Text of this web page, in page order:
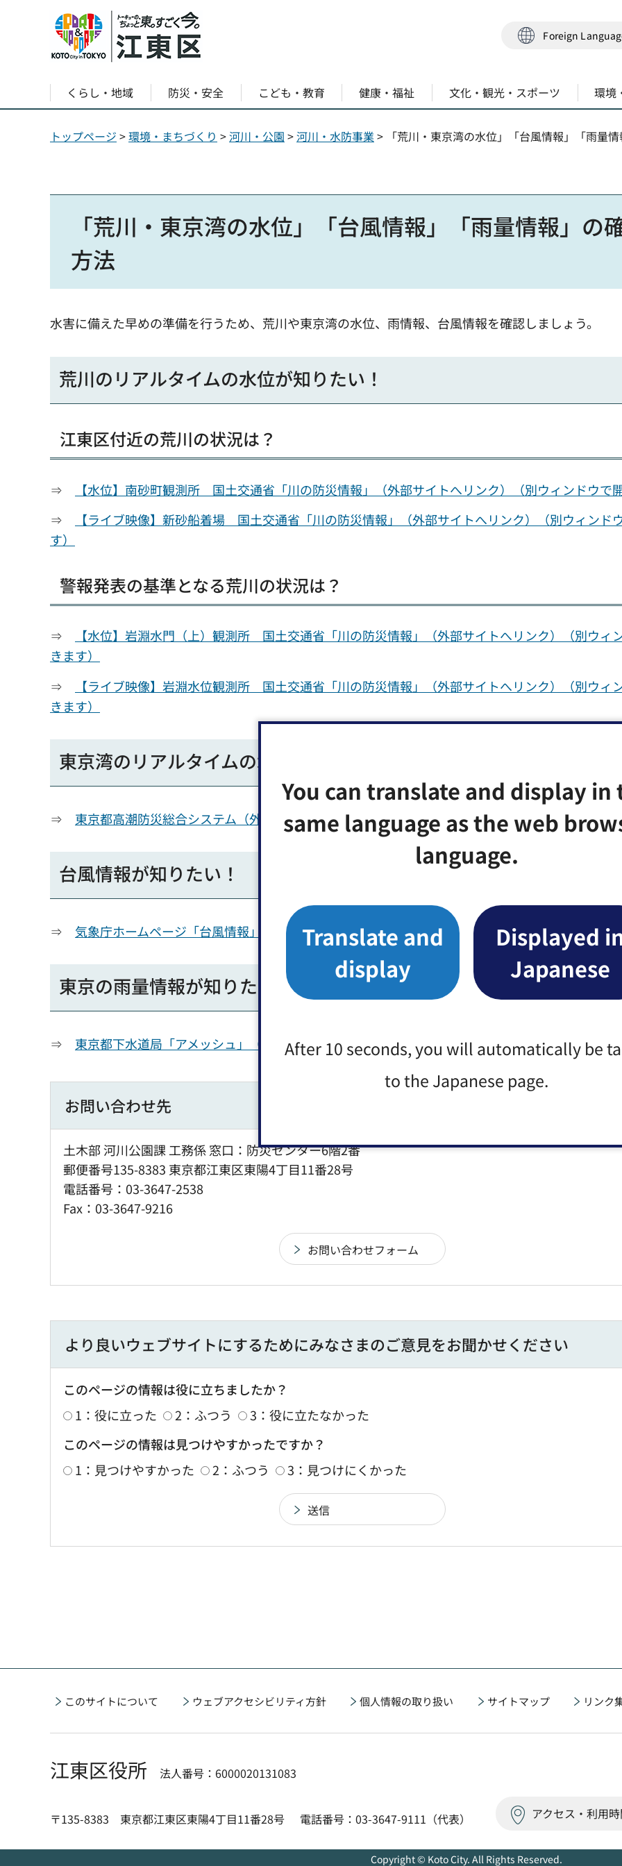
You can translate and display in
same language as the web
language.
Translate and
display
Displayed
Japanese
After 10 seconds, you will automatically be
to the Japanese page.
Foreign
くらし・地域 防災・安全 こども・教育 健康・福祉 文化・観光・スポーツ 環境
トップページ >環境・まちづくり >河川・公園 >河川・水防事業 > 「荒川・東京湾の水位」「台風情報」「雨量
「荒川・東京湾の水位」「台風情報」「雨量情報」の
方法
水害に備えた早めの準備を行うため、荒川や東京湾の水位、雨情報、台風情報を確認しましょう。
荒川のリアルタイムの水位が知りたい！
江東区付近の荒川の状況は？
⇒
【水位】南砂町観測所 国土交通省「川の防災情報」（外部サイトへリンク）（別ウィンドウで開
⇒
【ライブ映像】新砂船着場 国土交通省「川の防災情報」（外部サイトへリンク）（別ウィンド
す）
警報発表の基準となる荒川の状況は？
⇒
【水位】岩淵水門（上）観測所 国土交通省「川の防災情報」（外部サイトへリンク）（別ウィ
きます）
⇒
【ライブ映像】岩淵水位観測所 国土交通省「川の防災情報」（外部サイトへリンク）（別ウィ
きます）
東京湾のリアルタイムの水位が知りたい！
⇒ 東京都高潮防災総合システム（外部サイトへリンク）（別ウィンドウで開きます）
台風情報が知りたい！
⇒ 気象庁ホームページ「台風情報」（外部サイトへリンク）（別ウィンドウで開きます）
東京の雨量情報が知りたい！
⇒ 東京都下水道局「アメッシュ」（外部サイトへリンク）（別ウィンドウで開きます）
お問い合わせ先
土木部 河川公園課 工務係 窓口：防災センター6階2番
郵便番号135-8383 東京都江東区東陽4丁目11番28号
電話番号：03-3647-2538
Fax：03-3647-9216
より良いウェブサイトにするためにみなさまのご意見をお聞かせください
このページの情報は役に立ちましたか？
1：役に立った
2：ふつう
3：役に立たなかった
このページの情報は見つけやすかったですか？
1：見つけやすかった
2：ふつう 3：見つけにくかった
このサイトについて ウェブアクセシビリティ方針 個人情報の取り扱い サイトマップ リンク
江東区役所 法人番号：6000020131083
〒135-8383 東京都江東区東陽4丁目11番28号 電話番号：03-3647-9111（代表） アクセス・利用
Copyright © Koto City. All Rights Reserved.